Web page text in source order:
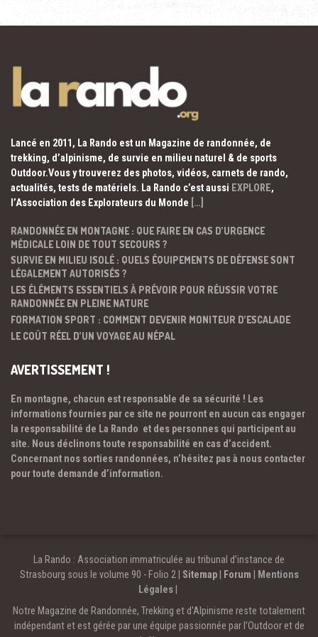
Lancé en 2011, La Rando est un Magazine de randonnée, de
trekking, d’alpinisme, de survie en milieu naturel & de sports
Outdoor.Vous y trouverez des photos, vidéos, carnets de rando,
actualités, tests de matériels. La Rando c’est aussi EXPLORE,
l’Association des Explorateurs du Monde […]
RANDONNÉE EN MONTAGNE : QUE FAIRE EN CAS D’URGENCE
MÉDICALE LOIN DE TOUT SECOURS ?
SURVIE EN MILIEU ISOLÉ : QUELS ÉQUIPEMENTS DE DÉFENSE SONT
LÉGALEMENT AUTORISÉS ?
LES ÉLÉMENTS ESSENTIELS À PRÉVOIR POUR RÉUSSIR VOTRE
RANDONNÉE EN PLEINE NATURE
FORMATION SPORT : COMMENT DEVENIR MONITEUR D’ESCALADE
LE COÛT RÉEL D’UN VOYAGE AU NÉPAL
AVERTISSEMENT !
En montagne, chacun est responsable de sa sécurité ! Les
informations fournies par ce site ne pourront en aucun cas engager
la responsabilité de La Rando et des personnes qui participent au
site. Nous déclinons toute responsabilité en cas d’accident.
Concernant nos sorties randonnées, n’hésitez pas à nous contacter
pour toute demande d’information.
La Rando : Association immatriculée au tribunal d’instance de
Strasbourg sous le volume 90 - Folio 2 | Sitemap| Forum
Mentions
Légales
Notre Magazine de Randonnée, Trekking et d'Alpinisme reste totalement
indépendant et est gérée par une équipe passionnée par l’Outdoor et de